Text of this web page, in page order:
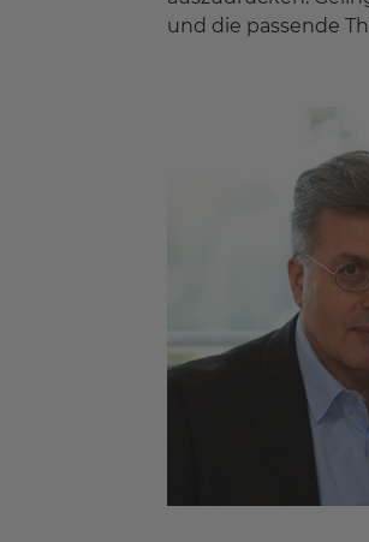
und die passende